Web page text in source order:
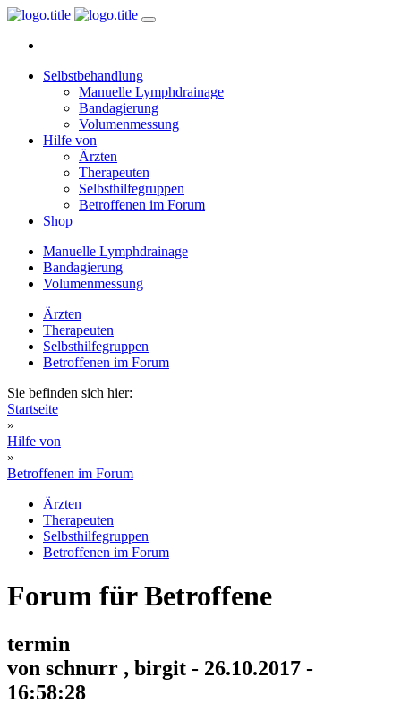
Selbstbehandlung
Manuelle Lymphdrainage
Bandagierung
Volumenmessung
Hilfe von
Ärzten
Therapeuten
Selbsthilfegruppen
Betroffenen im Forum
Shop
Manuelle Lymphdrainage
Bandagierung
Volumenmessung
Ärzten
Therapeuten
Selbsthilfegruppen
Betroffenen im Forum
Sie befinden sich hier:
Startseite
»
Hilfe von
»
Betroffenen im Forum
Ärzten
Therapeuten
Selbsthilfegruppen
Betroffenen im Forum
Forum für Betroffene
termin
von schnurr , birgit - 26.10.2017 -
16:58:28